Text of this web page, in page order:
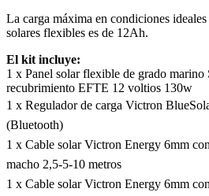
La carga máxima en condiciones
solares flexibles es de 12Ah.
El kit incluye:
1 x Panel solar flexible de grado marino
recubrimiento EFTE 12 voltios 130w
1 x Regulador de carga Victron
(Bluetooth)
1 x Cable solar Victron Energy 6mm
macho 2,5-5-10 metros
1 x Cable solar Victron Energy 6mm